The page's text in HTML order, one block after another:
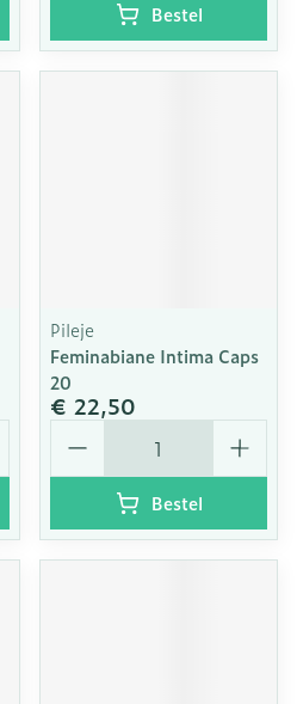
Bestel
Pileje
Feminabiane Intima Caps
20
€ 22,50
Aantal
Bestel